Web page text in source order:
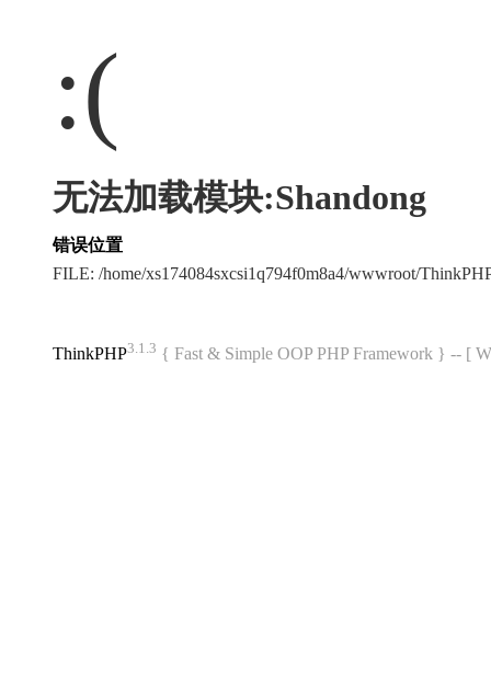
:(
无法加载模块:Shandong
错误位置
FILE: /home/xs174084sxcsi1q794f0m8a4/wwwroot/
ThinkPHP3.1.3 { Fast & Simple OOP PHP Framework } -- [